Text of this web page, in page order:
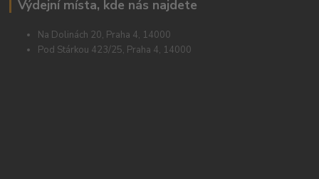
Výdejní místa, kde nás najdete
Na Dolinách 20, Praha 4, 14000
Pod Stárkou 423/25, Praha 4, 14000